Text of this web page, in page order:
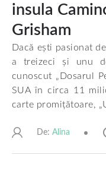
insula
Grisham
Dacă ești pasionat
a treizeci și unu
cunoscut „Dosarul
SUA în circa 11
carte promițătoare,
De: Alina